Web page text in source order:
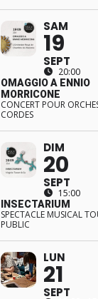
SAM
19
SEPT
20:00
OMAGGIO A ENNIO
MORRICONE
CONCERT POUR
CORDES
DIM
20
SEPT
15:00
INSECTARIUM
SPECTACLE MUSICAL
PUBLIC
LUN
21
SEPT